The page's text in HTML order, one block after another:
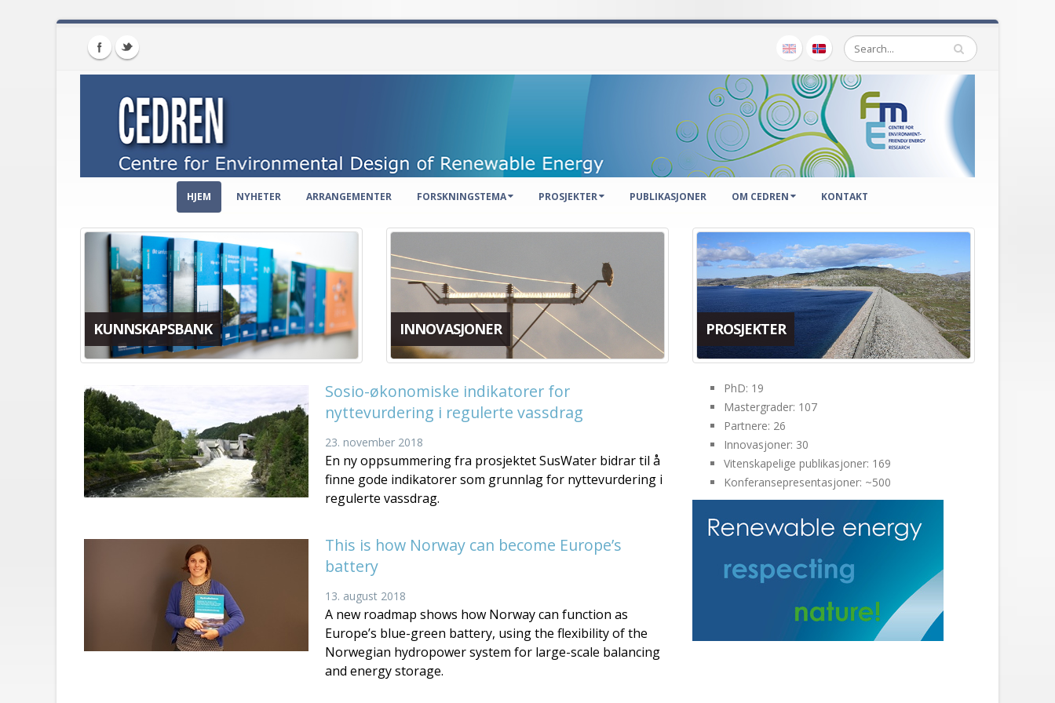
HJEM NYHETER ARRANGEMENTER FORSKNINGSTEMA PROSJEKTER PUBLIKASJONER OM CEDREN KONTAKT
KUNNSKAPSBANK INNOVASJONER PROSJEKTER
Sosio-økonomiske indikatorer for
nyttevurdering i regulerte vassdrag
23. november 2018
En ny oppsummering fra prosjektet SusWater bidrar til å
finne gode indikatorer som grunnlag for nyttevurdering i
regulerte vassdrag.
This is how Norway can become Europe’s
battery
13. august 2018
A new roadmap shows how Norway can function as
Europe’s blue-green battery, using the flexibility of the
Norwegian hydropower system for large-scale balancing
and energy storage.
PhD: 19
Mastergrader: 107
Partnere: 26
Innovasjoner: 30
Vitenskapelige publikasjoner: 169
Konferansepresentasjoner: ~500